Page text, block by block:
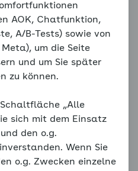
nicht
AOK, Chatfunktion,
A/B-Tests) sowie von
um die Seite
und um Sie später
zu können.
„Alle
sich mit dem Einsatz
den o.g.
Wenn Sie
o.g. Zwecken einzelne